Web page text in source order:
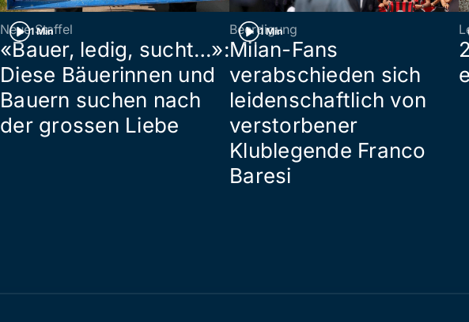
1 Min
Neue Staffel
«Bauer, ledig, sucht…»:
Diese Bäuerinnen und
Bauern suchen nach
der grossen Liebe
1 Min
Beerdigung
Milan-Fans
verabschieden sich
leidenschaftlich von
verstorbener
Klublegende Franco
Baresi